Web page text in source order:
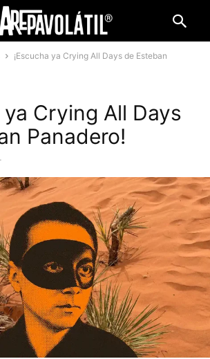
¡Escucha ya Crying All Days de Esteban
ya Crying All Days
Panadero!